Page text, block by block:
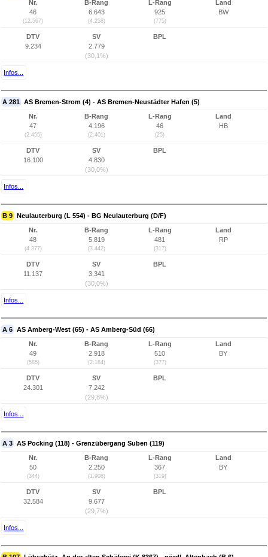
Nr.
46
(12.567)
B-Rang
6.643
(4.258)
L-Rang
925
(775)
Land
BW
DTV
9.234
SV
2.779
(30,1%)
BPL
Infos...
A 281 AS Bremen-Strom (4) - AS Bremen-Neustädter Hafen (5)
Nr.
47
(2.455)
B-Rang
4.196
(2.401)
L-Rang
46
(25)
Land
HB
DTV
16.100
SV
4.830
(30,0%)
BPL
Infos...
B 9 Neulauterburg (L 554) - BG Neulauterburg (D/F)
Nr.
48
(4.377)
B-Rang
5.819
(3.442)
L-Rang
481
(317)
Land
RP
DTV
11.137
SV
3.341
(30,0%)
BPL
Infos...
A 6 AS Amberg-West (65) - AS Amberg-Süd (66)
Nr.
49
(585)
B-Rang
2.918
(2.184)
L-Rang
510
(377)
Land
BY
DTV
24.301
SV
7.242
(29,8%)
BPL
Infos...
A 3 AS Pocking (118) - Grenzübergang Suben (119)
Nr.
50
(344)
B-Rang
2.250
(1.908)
L-Rang
367
(319)
Land
BY
DTV
32.584
SV
9.677
(29,7%)
BPL
Infos...